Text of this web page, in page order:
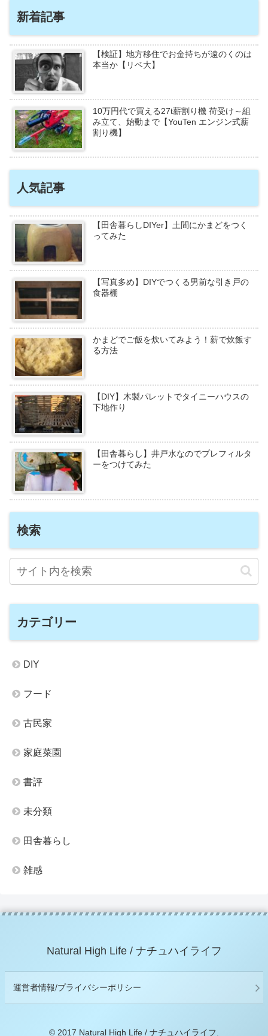
新着記事
【検証】地方移住でお金持ちが遠のくのは
本当か【リベ大】
10万円代で買える27t薪割り機 荷受け～組
み立て、始動まで【YouTen エンジン式薪
割り機】
人気記事
【田舎暮らしDIYer】土間にかまどをつく
ってみた
【写真多め】DIYでつくる男前な引き戸の
食器棚
かまどでご飯を炊いてみよう！薪で炊飯す
る方法
【DIY】木製パレットでタイニーハウスの
下地作り
【田舎暮らし】井戸水なのでプレフィルタ
ーをつけてみた
検索
カテゴリー
DIY
フード
古民家
家庭菜園
書評
未分類
田舎暮らし
雑感
Natural High Life / ナチュハイライフ
運営者情報/プライバシーポリシー
© 2017 Natural High Life / ナチュハイライフ.